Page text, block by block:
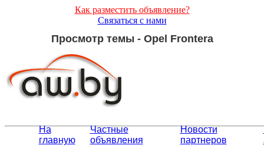
Как разместить объявление?
Связаться с нами
Просмотр темы - Opel Frontera
На
главную
Частные
объявления
Новости
партнеров